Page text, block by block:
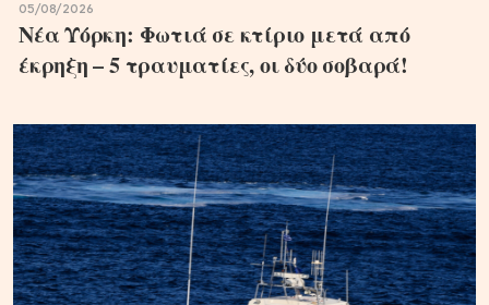
05/08/2026
Νέα Υόρκη: Φωτιά σε κτίριο μετά από
έκρηξη – 5 τραυματίες, οι δύο σοβαρά!